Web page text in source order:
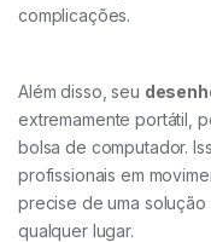
complicações.
Além disso, seu
extremamente portátil,
bolsa de computador.
profissionais em
precise de uma
qualquer lugar.